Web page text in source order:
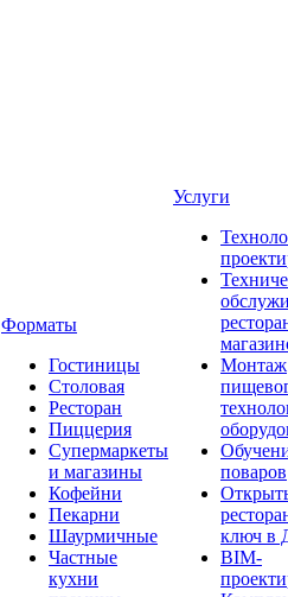
Форматы
Гостиницы
Столовая
Ресторан
Пиццерия
Супермаркеты
и магазины
Кофейни
Пекарни
Шаурмичные
Частные
кухни
Услуги
Монтаж
поваров
ключ в
BIM-